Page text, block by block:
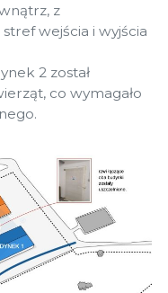
z
wejścia i wyjścia
2 został
co wymagało